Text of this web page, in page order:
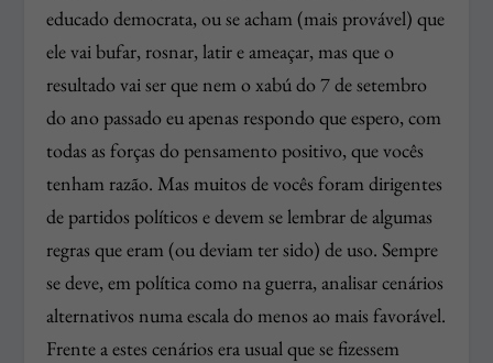
educado democrata, ou se acham (mais provável) que
ele vai bufar, rosnar, latir e ameaçar, mas que o
resultado vai ser que nem o xabú do 7 de setembro
do ano passado eu apenas respondo que espero, com
todas as forças do pensamento positivo, que vocês
tenham razão. Mas muitos de vocês foram dirigentes
de partidos políticos e devem se lembrar de algumas
regras que eram (ou deviam ter sido) de uso. Sempre
se deve, em política como na guerra, analisar cenários
alternativos numa escala do menos ao mais favorável.
Frente a estes cenários era usual que se fizessem